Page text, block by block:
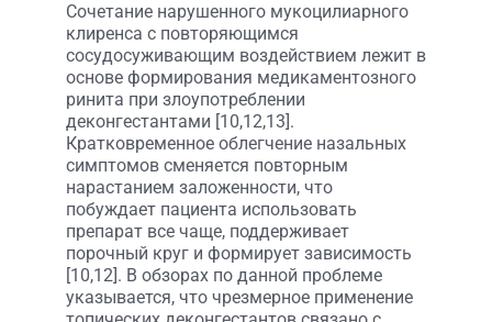
Сочетание нарушенного мукоцилиарного
клиренса с повторяющимся
сосудосуживающим воздействием лежит в
основе формирования медикаментозного
ринита при злоупотреблении
деконгестантами [10,12,13].
Кратковременное облегчение назальных
симптомов сменяется повторным
нарастанием заложенности, что
побуждает пациента использовать
препарат все чаще, поддерживает
порочный круг и формирует зависимость
[10,12]. В обзорах по данной проблеме
указывается, что чрезмерное применение